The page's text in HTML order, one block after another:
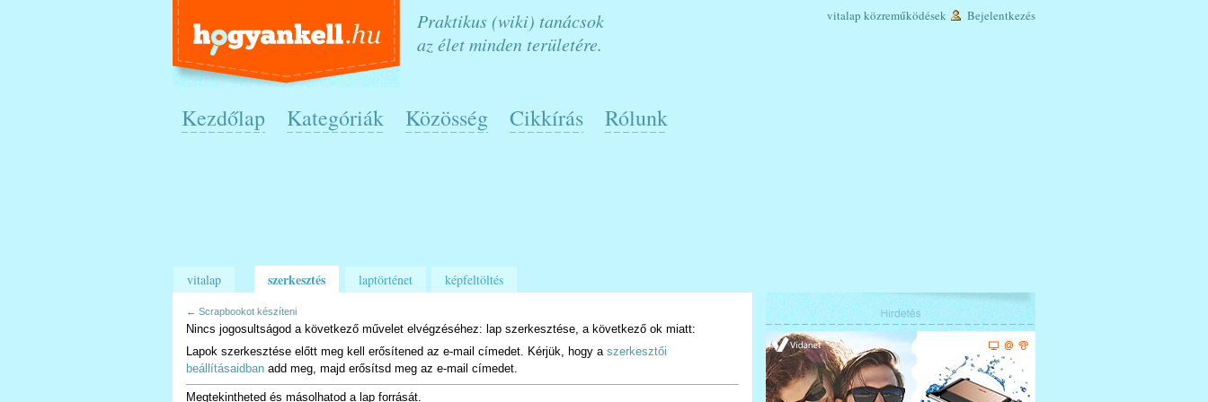
Praktikus (wiki) tanácsok
az élet minden területére.
vitalap közreműködések Bejelentkezés
Kezdőlap Kategóriák Közösség Cikkírás Rólunk
vitalap szerkesztés laptörténet képfeltöltés
← Scrapbookot készíteni
Nincs jogosultságod a következő művelet elvégzéséhez: lap szerkesztése, a következő ok miatt:
Lapok szerkesztése előtt meg kell erősítened az e-mail címedet. Kérjük, hogy a szerkesztői
beállításaidban add meg, majd erősítsd meg az e-mail címedet.
Megtekintheted és másolhatod a lap forrását.